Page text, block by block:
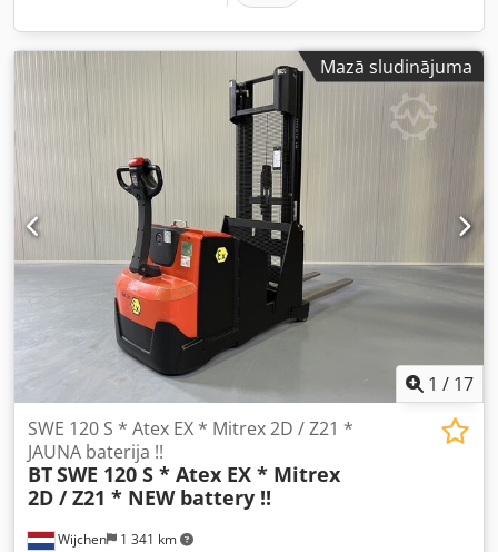
Mazā sludinājuma
1 / 17
Wijchen 1 341 km
SWE 120 S * Atex EX * Mitrex 2D / Z21 *
JAUNA baterija !!
BTSWE 120 S * Atex EX * Mitrex
2D / Z21 * NEW battery !!